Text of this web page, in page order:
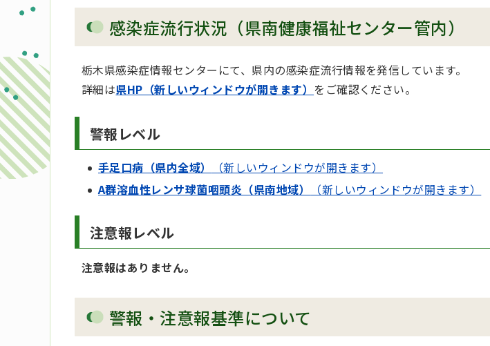
感染症流行状況（県南健康福祉センター管内）
栃木県感染症情報センターにて、県内の感染症流行情報を発信しています。
詳細は県HP（新しいウィンドウが開きます） をご確認ください。
警報レベル
手足口病（県内全域）
（新しいウィンドウが開きます）
A群溶血性レンサ球菌咽頭炎（県南地域）
（新しいウィンドウが開きます）
注意報レベル
注意報はありません。
警報・注意報基準について